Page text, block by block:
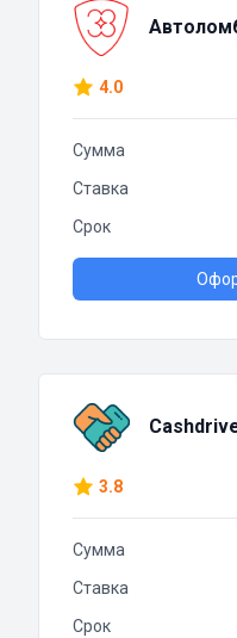
4.0
Сумма
Ставка
Срок
3.8
Сумма
Ставка
Срок